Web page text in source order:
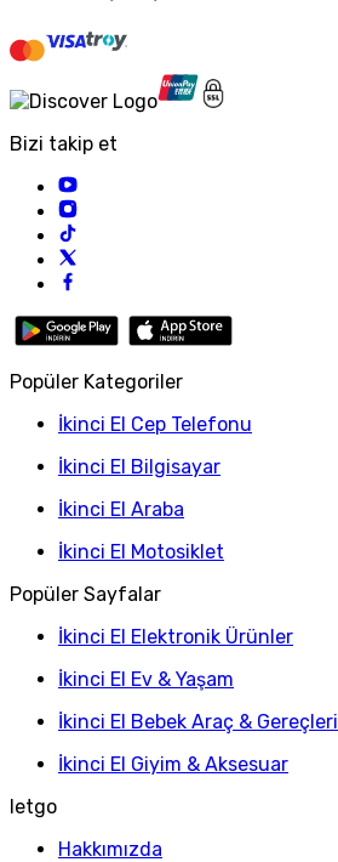
Bizi takip et
Popüler Kategoriler
İkinci El Cep Telefonu
İkinci El Bilgisayar
İkinci El Araba
İkinci El Motosiklet
Popüler Sayfalar
İkinci El Elektronik Ürünler
İkinci El Ev & Yaşam
İkinci El Bebek Araç & Gereçleri
İkinci El Giyim & Aksesuar
letgo
Hakkımızda